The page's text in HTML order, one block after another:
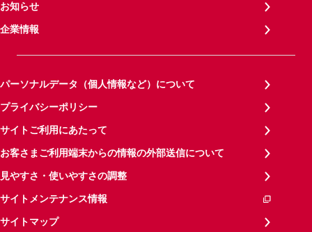
お知らせ
企業情報
パーソナルデータ（個人情報など）について
プライバシーポリシー
サイトご利用にあたって
お客さまご利用端末からの情報の外部送信について
見やすさ・使いやすさの調整
サイトメンテナンス情報
サイトマップ